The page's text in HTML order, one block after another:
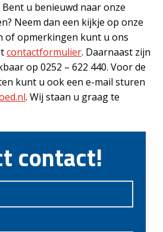
u benieuwd naar onze
Neem dan een kijkje op onze
of opmerkingen kunt u ons
contactformulier. Daarnaast zijn
op 0252 – 622 440. Voor de
kunt u ook een e-mail sturen
. Wij staan u graag te
contact!